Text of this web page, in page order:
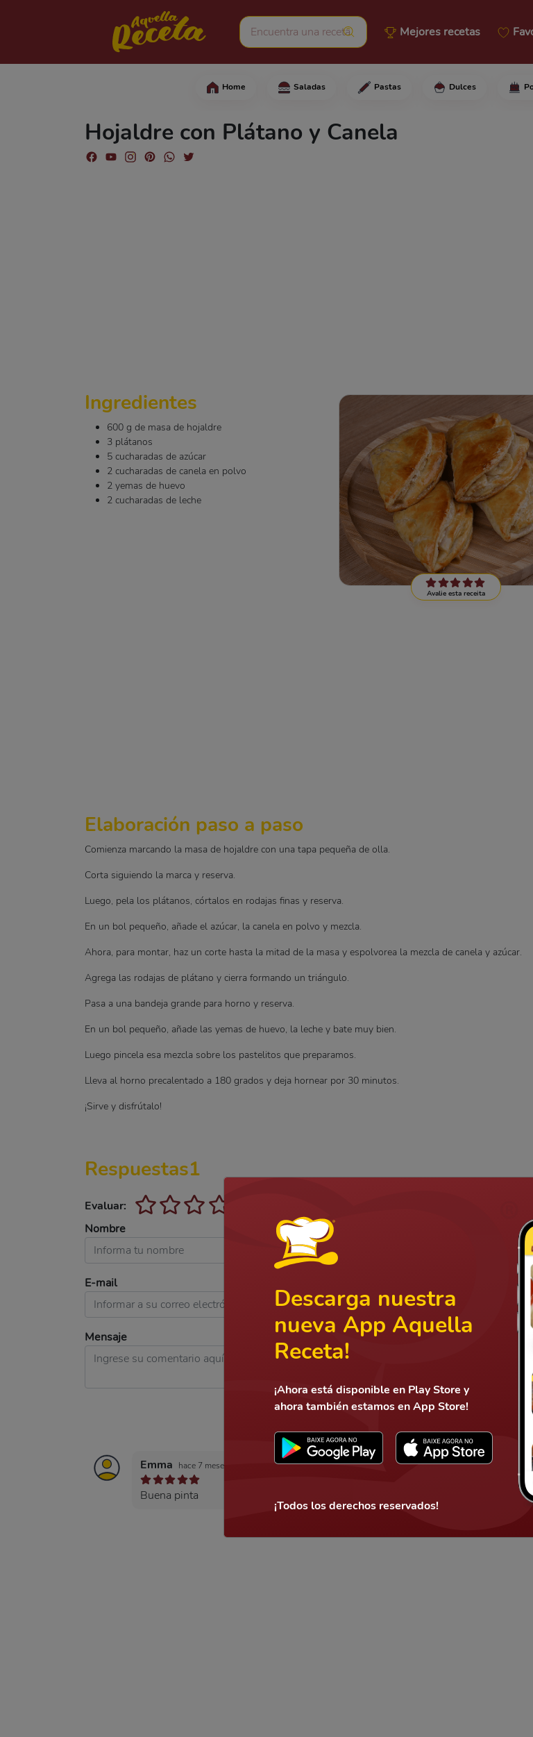
Mejores recetas
Home Saladas Pastas Dulces
Hojaldre con Plátano y Canela
Comienza marcando la masa de hojaldre
Avalie esta receita
Ingredientes
600 g de masa de hojaldre
3 plátanos
5 cucharadas de azúcar
2 cucharadas de canela en polvo
2 yemas de huevo
2 cucharadas de leche
Elaboración paso a paso
Comienza marcando la masa de hojaldre con una tapa pequeña de olla.
Corta siguiendo la marca y reserva.
Luego, pela los plátanos, córtalos en rodajas finas y reserva.
En un bol pequeño, añade el azúcar, la canela en polvo y mezcla.
Ahora, para montar, haz un corte hasta la mitad de la masa y espolvorea la mezcla de canela y azúcar.
Agrega las rodajas de plátano y cierra formando un triángulo.
Pasa a una bandeja grande para horno y reserva.
En un bol pequeño, añade las yemas de huevo, la leche y bate muy bien.
Luego pincela esa mezcla sobre los pastelitos que preparamos.
Lleva al horno precalentado a 180 grados y deja hornear por 30 minutos.
¡Sirve y disfrútalo!
Respuestas1
Evaluar:
Nombre
E-mail
Mensaje
Emma hace 7 meses
Buena pinta
Descarga nuestra
nueva App Aquella
Receta!
¡Ahora está disponible en Play Store y
ahora también estamos en App Store!
¡Todos los derechos reservados!